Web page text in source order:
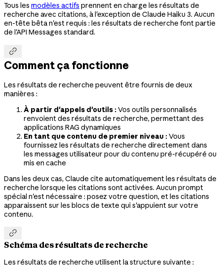
Tous les modèles actifs prennent en charge les résultats de
recherche avec citations, à l'exception de Claude Haiku 3. Aucun
en-tête bêta n'est requis : les résultats de recherche font partie
de l'API Messages standard.

Comment ça fonctionne
Les résultats de recherche peuvent être fournis de deux
manières :
À partir d'appels d'outils :Vos outils personnalisés
renvoient des résultats de recherche, permettant des
applications RAG dynamiques
En tant que contenu de premier niveau :Vous
fournissez les résultats de recherche directement dans
les messages utilisateur pour du contenu pré-récupéré ou
mis en cache
Dans les deux cas, Claude cite automatiquement les résultats de
recherche lorsque les citations sont activées. Aucun prompt
spécial n'est nécessaire : posez votre question, et les citations
apparaissent sur les blocs de texte qui s'appuient sur votre
contenu.

Schéma des résultats de recherche
Les résultats de recherche utilisent la structure suivante :